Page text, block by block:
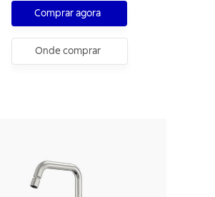
Comprar agora
Onde comprar